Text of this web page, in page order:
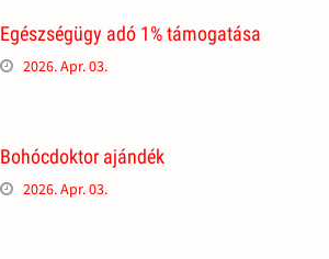
Egészségügy adó 1% támogatása
2026. Apr. 03.
Bohócdoktor ajándék
2026. Apr. 03.